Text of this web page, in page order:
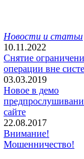
Новости и статьи
10.11.2022
Снятие
операции вне
03.03.2019
Новое в демо
сайте
22.08.2017
Внимание!
Мошенничество!